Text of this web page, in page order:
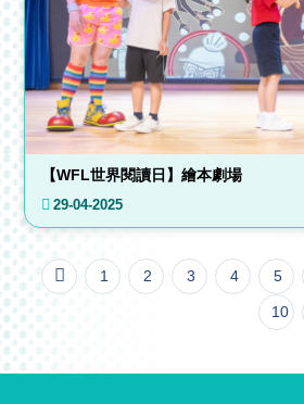
【WFL世界閱讀日】繪本劇場
29-04-2025
1 2 3 4 5
10